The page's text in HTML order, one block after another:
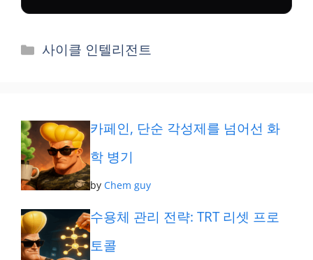
카
사이클 인텔리전트
카페인, 단순 각성제를 넘어선 화
학 병기
byChem guy
수용체 관리 전략: TRT 리셋 프로
토콜